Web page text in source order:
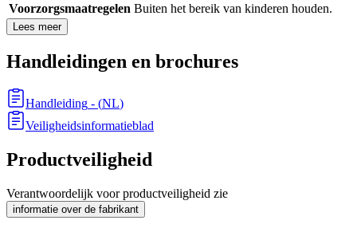
Voorzorgsmaatregelen Buiten het bereik van kinderen houden.
Lees meer
Handleidingen en brochures
Handleiding - (NL)
Veiligheidsinformatieblad
Productveiligheid
Verantwoordelijk voor productveiligheid zie
informatie over de fabrikant